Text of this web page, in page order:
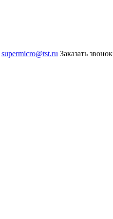
supermicro@tst.ru Заказать звонок